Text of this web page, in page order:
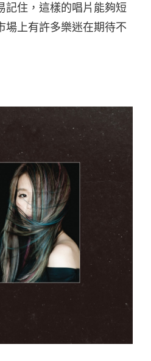
記住，這樣的唱片能夠短
場上有許多樂迷在期待不